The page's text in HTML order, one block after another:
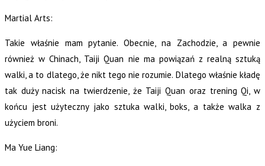
Martial Arts:
Takie właśnie mam pytanie. Obecnie, na Zachodzie, a pewnie
również w Chinach, Taiji Quan nie ma powiązań z realną sztuką
walki, a to dlatego, że nikt tego nie rozumie. Dlatego właśnie kładę
tak duży nacisk na twierdzenie, że Taiji Quan oraz trening Qi, w
końcu jest użyteczny jako sztuka walki, boks, a także walka z
użyciem broni.
Ma Yue Liang: